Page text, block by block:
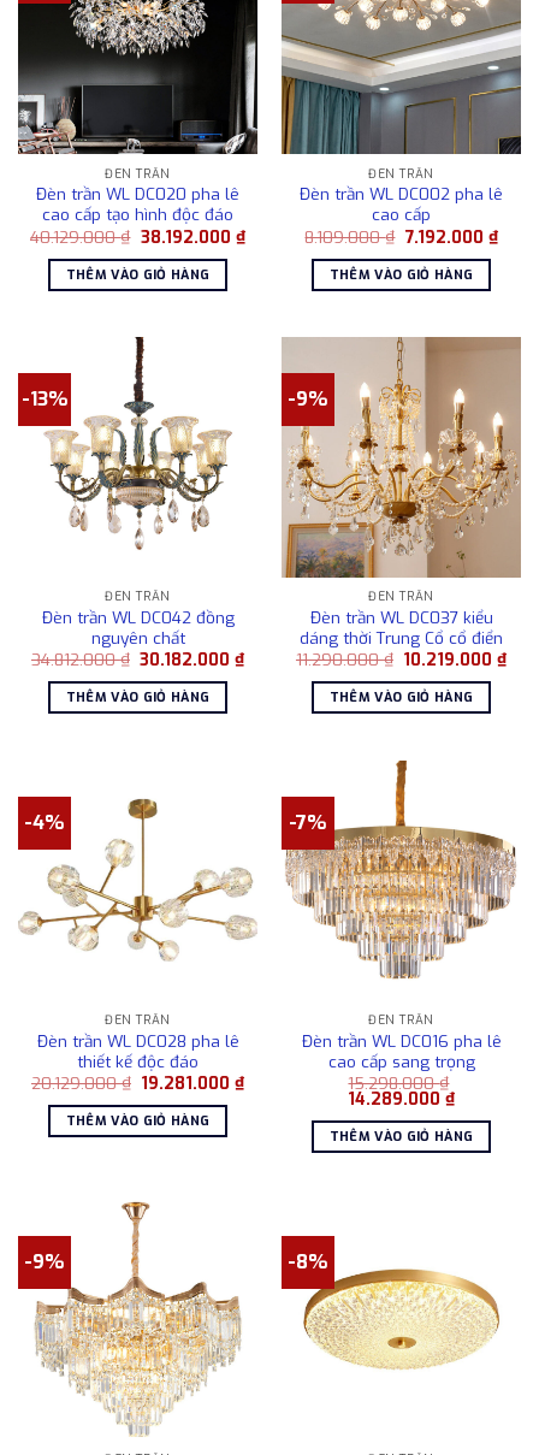
ĐÈN TRẦN
Đèn trần WL DC020 pha lê
cao cấp tạo hình độc đáo
40.129.000₫ Giá
là:
40.129.000 ₫.
38.192.000 ₫Giá
hiện
38.192.000 ₫.
THÊM VÀO GIỎ HÀNG
ĐÈN TRẦN
Đèn trần WL DC002 pha lê
cao cấp
8.109.000₫ Giá
là:
8.109.000 ₫.
7.192.000 ₫Giá
hiện
THÊM VÀO GIỎ HÀNG
-13%
ĐÈN TRẦN
Đèn trần WL DC042 đồng
nguyên chất
34.812.000₫ Giá
là:
34.812.000 ₫.
30.182.000₫Giá
THÊM VÀO GIỎ HÀNG
-9%
ĐÈN TRẦN
Đèn trần WL DC037 kiểu
dáng thời Trung Cổ cổ điển
11.290.000₫ Giá
là:
11.290.000 ₫.
10.219.000₫Giá
THÊM VÀO GIỎ HÀNG
-4%
ĐÈN TRẦN
Đèn trần WL DC028 pha lê
thiết kế độc đáo
20.129.000₫ Giá
là:
20.129.000 ₫.
19.281.000₫Giá
hiện
19.281.000 ₫.
THÊM VÀO GIỎ HÀNG
-7%
ĐÈN TRẦN
Đèn trần WL DC016 pha lê
cao cấp sang trọng
15.298.000₫
Giá
là:
15.298.000 ₫.
14.289.000 ₫Giá
hiện
tại
là:
THÊM VÀO GIỎ HÀNG
-9% -8%